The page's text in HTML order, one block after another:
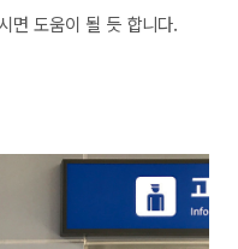
면 도움이 될 듯 합니다.